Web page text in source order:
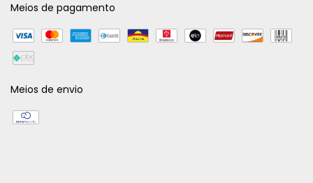
Meios de pagamento
Meios de envio